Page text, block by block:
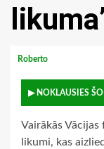
Roberto
▶ NOKLAUSIES
Vairākās
likumi, kas